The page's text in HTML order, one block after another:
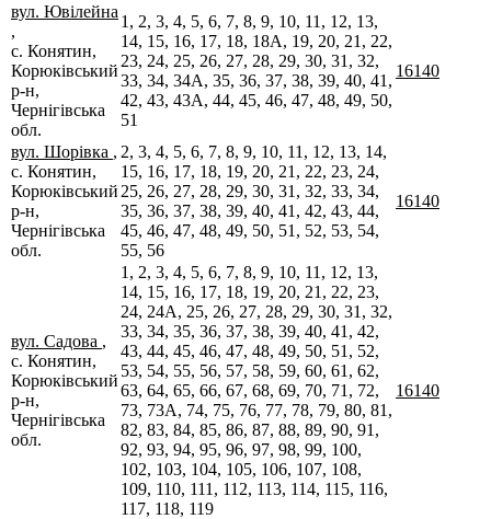
вул. Ювілейна
,
с. Конятин,
Корюківський
р-н,
Чернігівська
обл.
1, 2, 3, 4, 5, 6, 7, 8, 9, 10, 11, 12, 13,
14, 15, 16, 17, 18, 18А, 19, 20, 21, 22,
23, 24, 25, 26, 27, 28, 29, 30, 31, 32,
33, 34, 34А, 35, 36, 37, 38, 39, 40, 41,
42, 43, 43А, 44, 45, 46, 47, 48, 49, 50,
51
16140
вул. Шорівка ,
с. Конятин,
Корюківський
р-н,
Чернігівська
обл.
2, 3, 4, 5, 6, 7, 8, 9, 10, 11, 12, 13, 14,
15, 16, 17, 18, 19, 20, 21, 22, 23, 24,
25, 26, 27, 28, 29, 30, 31, 32, 33, 34,
35, 36, 37, 38, 39, 40, 41, 42, 43, 44,
45, 46, 47, 48, 49, 50, 51, 52, 53, 54,
55, 56
16140
вул. Садова ,
с. Конятин,
Корюківський
р-н,
Чернігівська
обл.
1, 2, 3, 4, 5, 6, 7, 8, 9, 10, 11, 12, 13,
14, 15, 16, 17, 18, 19, 20, 21, 22, 23,
24, 24А, 25, 26, 27, 28, 29, 30, 31, 32,
33, 34, 35, 36, 37, 38, 39, 40, 41, 42,
43, 44, 45, 46, 47, 48, 49, 50, 51, 52,
53, 54, 55, 56, 57, 58, 59, 60, 61, 62,
63, 64, 65, 66, 67, 68, 69, 70, 71, 72,
73, 73А, 74, 75, 76, 77, 78, 79, 80, 81,
82, 83, 84, 85, 86, 87, 88, 89, 90, 91,
92, 93, 94, 95, 96, 97, 98, 99, 100,
102, 103, 104, 105, 106, 107, 108,
109, 110, 111, 112, 113, 114, 115, 116,
117, 118, 119
16140